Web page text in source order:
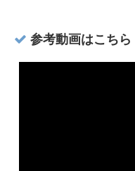
参考動画はこちら